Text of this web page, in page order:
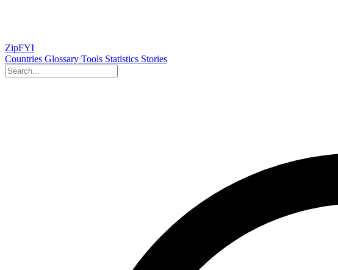
ZipFYI
Countries Glossary Tools Statistics Stories